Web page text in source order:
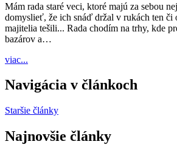
Mám rada staré veci, ktoré majú za sebou
domyslieť, že ich snáď držal v rukách ten či
majitelia tešili... Rada chodím na trhy, kde
bazárov a…
viac...
Navigácia v článkoch
Staršie články
Najnovšie články